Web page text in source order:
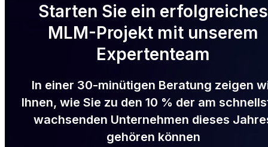
Starten Sie ein erfolgreiches
MLM-Projekt mit unserem
Expertenteam
In einer 30-minütigen Beratung zeigen
Ihnen, wie Sie zu den 10 % der am
wachsenden Unternehmen dieses
gehören können